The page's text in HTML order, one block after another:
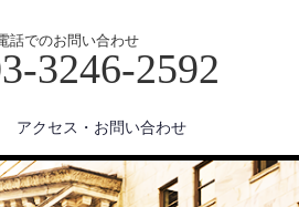
話でのお問い合わせ
3246-2592
アクセス・お問い合わせ